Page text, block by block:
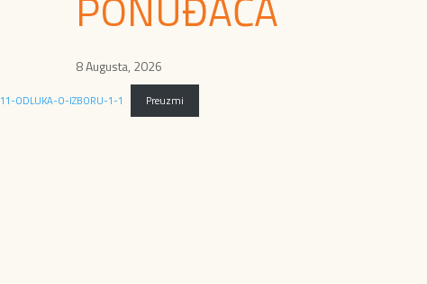
8 Augusta, 2026
11-ODLUKA-O-IZBORU-1-1 Preuzmi